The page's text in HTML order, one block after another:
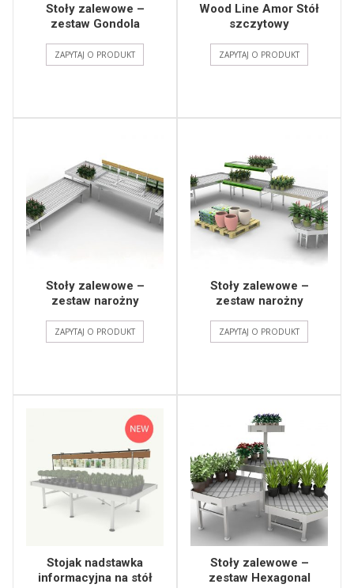
Stoły zalewowe –
zestaw Gondola
ZAPYTAJ O PRODUKT
Wood Line Amor Stół
szczytowy
ZAPYTAJ O PRODUKT
Stoły zalewowe –
zestaw narożny
ZAPYTAJ O PRODUKT
Stoły zalewowe –
zestaw narożny
ZAPYTAJ O PRODUKT
Stojak nadstawka
informacyjna na stół
Stoły zalewowe –
zestaw Hexagonal